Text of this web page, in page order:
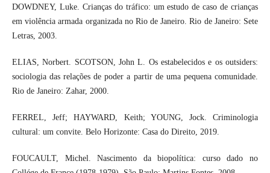
DOWDNEY, Luke. Crianças do tráfico: um estudo de caso de crianças
em violência armada organizada no Rio de Janeiro. Rio de Janeiro: Sete
Letras, 2003.
ELIAS, Norbert. SCOTSON, John L. Os estabelecidos e os outsiders:
sociologia das relações de poder a partir de uma pequena comunidade.
Rio de Janeiro: Zahar, 2000.
FERREL, Jeff; HAYWARD, Keith; YOUNG, Jock. Criminologia
cultural: um convite. Belo Horizonte: Casa do Direito, 2019.
FOUCAULT, Michel. Nascimento da biopolítica: curso dado no